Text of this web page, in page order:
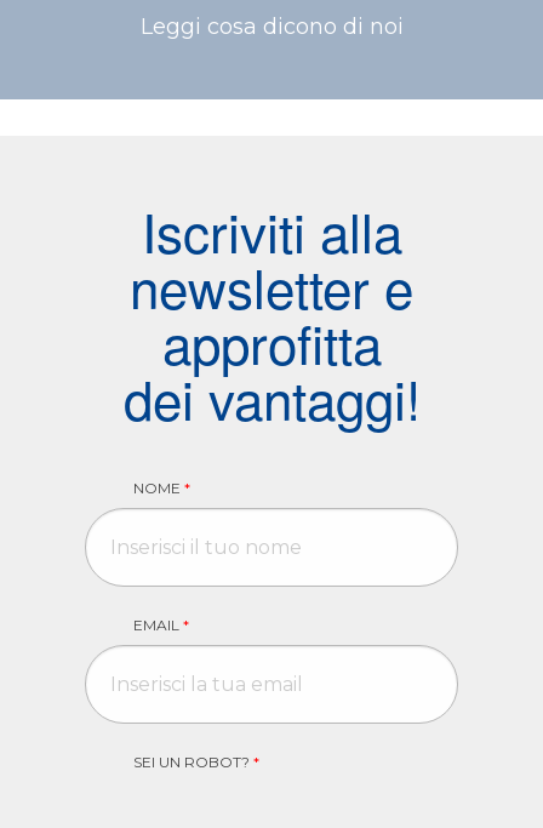
Leggi cosa dicono di noi
Iscriviti alla
newsletter e
approfitta
dei vantaggi!
NOME *
EMAIL *
SEI UN ROBOT? *